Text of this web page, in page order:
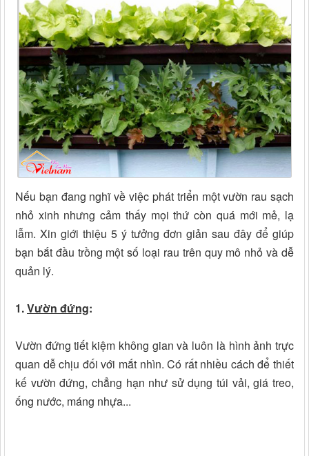
Nếu bạn đang nghĩ về việc phát triển một vườn rau sạch
nhỏ xinh nhưng cảm thấy mọi thứ còn quá mới mẻ, lạ
lẫm. Xin giới thiệu 5 ý tưởng đơn giản sau đây để giúp
bạn bắt đầu trồng một số loại rau trên quy mô nhỏ và dễ
quản lý.
1.Vườn đứng:
Vườn đứng tiết kiệm không gian và luôn là hình ảnh trực
quan dễ chịu đối với mắt nhìn. Có rất nhiều cách để thiết
kế vườn đứng, chẳng hạn như sử dụng túi vải, giá treo,
ống nước, máng nhựa...